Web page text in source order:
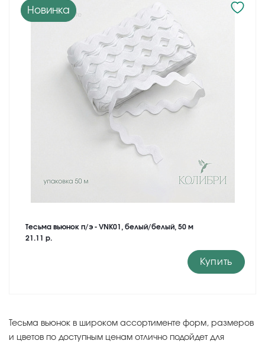
Новинка
Тесьма вьюнок п/э - VNK01, белый/белый, 50 м
21.11 р.
Купить
Тесьма вьюнок в широком ассортименте форм, размеров
и цветов по доступным ценам отлично подойдет для